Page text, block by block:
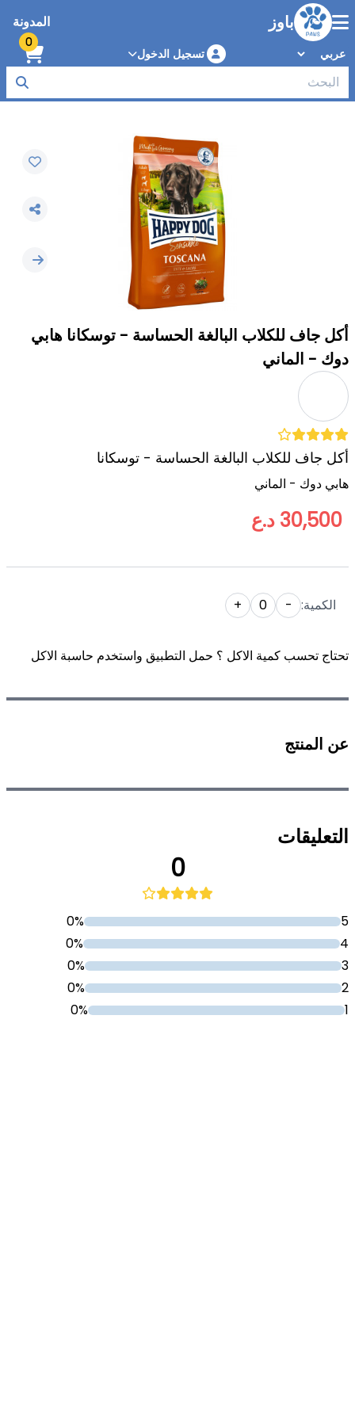
باوز المدونة
تسجيل الدخول
0
أكل جاف للكلاب البالغة الحساسة - توسكانا هابي
دوك - الماني
أكل جاف للكلاب البالغة الحساسة - توسكانا
هابي دوك - الماني
30,500 د.ع
الكمية: -
0
+
تحتاج تحسب كمية الاكل ؟ حمل التطبيق واستخدم حاسبة الاكل
عن المنتج
التعليقات
0
5
0%
4
0%
3
0%
2
0%
1
0%